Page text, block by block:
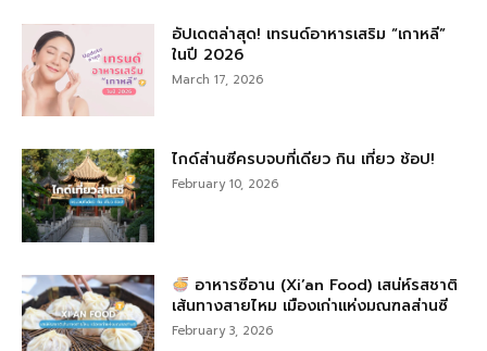
อัปเดตล่าสุด! เทรนด์อาหารเสริม “เกาหลี”
ในปี 2026
March 17, 2026
ไกด์ส่านซีครบจบที่เดียว กิน เที่ยว ช้อป!
February 10, 2026
อาหารซีอาน (Xi’an Food) เสน่ห์รสชาติ
เส้นทางสายไหม เมืองเก่าแห่งมณฑลส่านซี
February 3, 2026